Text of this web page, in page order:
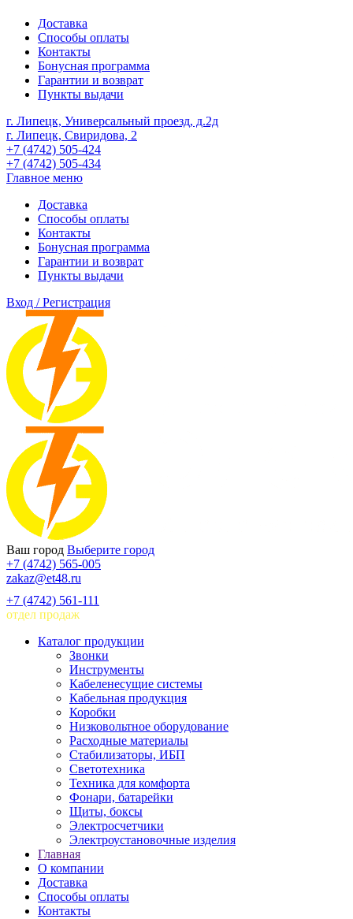
Доставка
Способы оплаты
Контакты
Бонусная программа
Гарантии и возврат
Пункты выдачи
г. Липецк, Универсальный проезд, д.2д
г. Липецк, Свиридова, 2
+7 (4742) 505-424
+7 (4742) 505-434
Главное меню
Доставка
Способы оплаты
Контакты
Бонусная программа
Гарантии и возврат
Пункты выдачи
Вход / Регистрация
Ваш город Выберите город
+7 (4742) 565-005
zakaz@et48.ru
+7 (4742) 561-111
отдел продаж
Каталог продукции
Звонки
Инструменты
Кабеленесущие системы
Кабельная продукция
Коробки
Низковольтное оборудование
Расходные материалы
Стабилизаторы, ИБП
Светотехника
Техника для комфорта
Фонари, батарейки
Щиты, боксы
Электросчетчики
Электроустановочные изделия
Главная
О компании
Доставка
Способы оплаты
Контакты